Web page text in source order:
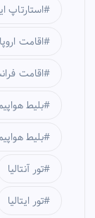
استارتاپ
اقامت اروپا 2025
اقامت
بلیط
بلیط
تور آنتالیا
تور ایتالیا